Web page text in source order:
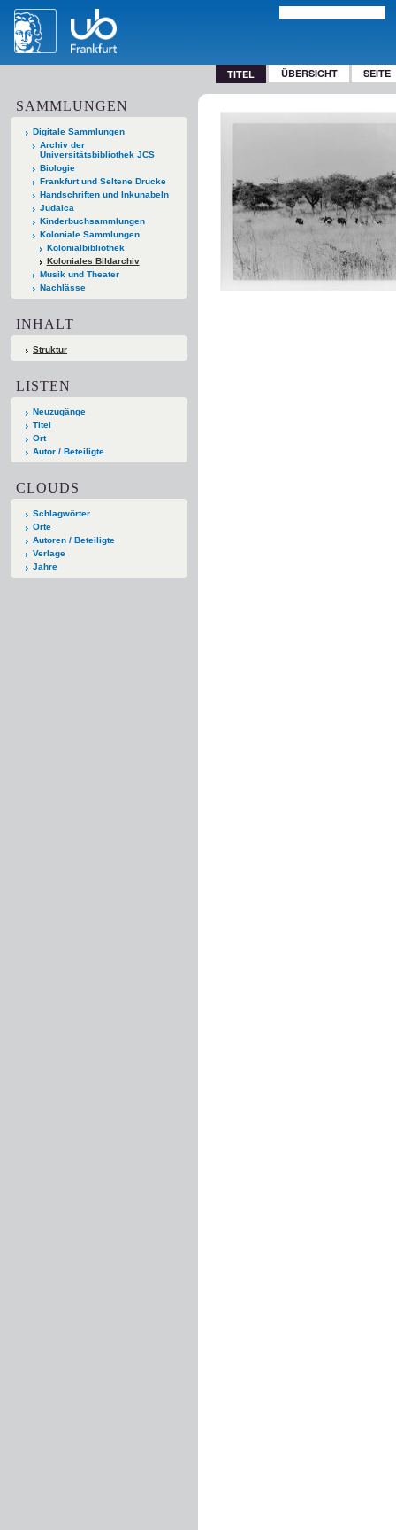
TITEL ÜBERSICHT SEITE
SAMMLUNGEN
Digitale Sammlungen
Archiv der
Universitätsbibliothek JCS
Biologie
Frankfurt und Seltene Drucke
Handschriften und Inkunabeln
Judaica
Kinderbuchsammlungen
Koloniale Sammlungen
Kolonialbibliothek
Koloniales Bildarchiv
Musik und Theater
Nachlässe
INHALT
Struktur
LISTEN
Neuzugänge
Titel
Ort
Autor / Beteiligte
CLOUDS
Schlagwörter
Orte
Autoren / Beteiligte
Verlage
Jahre